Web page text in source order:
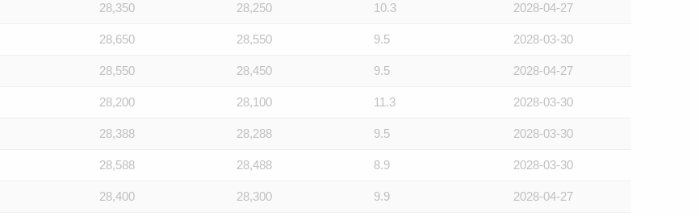
28,350 28,250 10.3 2028-04-27
28,650 28,550 9.5 2028-03-30
28,550 28,450 9.5 2028-04-27
28,200 28,100 11.3 2028-03-30
28,388 28,288 9.5 2028-03-30
28,588 28,488 8.9 2028-03-30
28,400 28,300 9.9 2028-04-27